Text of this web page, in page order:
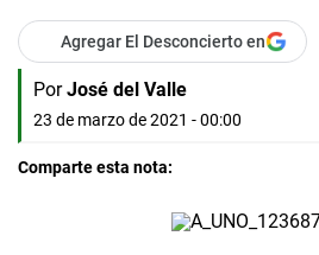
Agregar El Desconcierto en
Por José del Valle
23 de marzo de 2021 - 00:00
Comparte esta nota: